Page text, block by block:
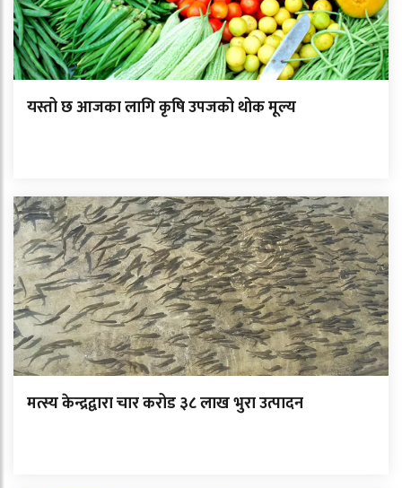
यस्तो छ आजका लागि कृषि उपजको थोक मूल्य
मत्स्य केन्द्रद्वारा चार करोड ३८ लाख भुरा उत्पादन